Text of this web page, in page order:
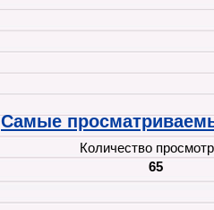
Самые
Количество
65